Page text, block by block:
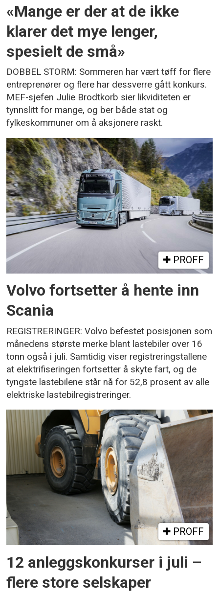
«Mange er der at de ikke
klarer det mye lenger,
spesielt de små»
DOBBEL STORM: Sommeren har vært tøff for flere
entreprenører og flere har dessverre gått konkurs.
MEF-sjefen Julie Brodtkorb sier likviditeten er
tynnslitt for mange, og ber både stat og
fylkeskommuner om å aksjonere raskt.
PROFF
Volvo fortsetter å hente inn
Scania
REGISTRERINGER: Volvo befestet posisjonen som
månedens største merke blant lastebiler over 16
tonn også i juli. Samtidig viser registreringstallene
at elektrifiseringen fortsetter å skyte fart, og de
tyngste lastebilene står nå for 52,8 prosent av alle
elektriske lastebilregistreringer.
PROFF
12 anleggskonkurser i juli –
flere store selskaper